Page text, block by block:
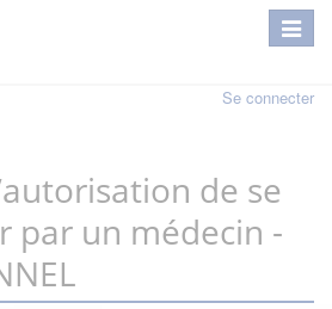
Se connecter
de se
par un médecin -